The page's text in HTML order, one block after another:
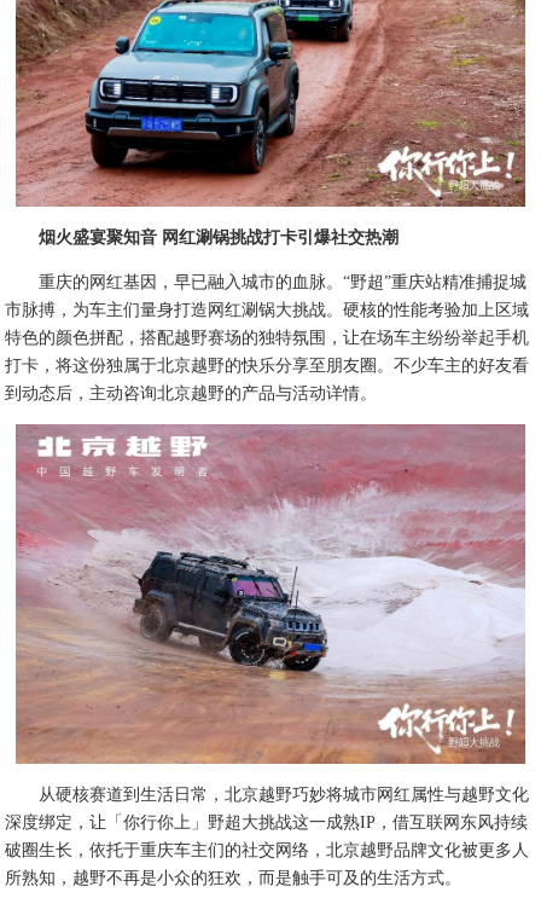
烟火盛宴聚知音 网红涮锅挑战打卡引爆社交热潮
重庆的网红基因，早已融入城市的血脉。“野超”重庆站精准捕捉城
市脉搏，为车主们量身打造网红涮锅大挑战。硬核的性能考验加上区域
特色的颜色拼配，搭配越野赛场的独特氛围，让在场车主纷纷举起手机
打卡，将这份独属于北京越野的快乐分享至朋友圈。不少车主的好友看
到动态后，主动咨询北京越野的产品与活动详情。
从硬核赛道到生活日常，北京越野巧妙将城市网红属性与越野文化
深度绑定，让「你行你上」野超大挑战这一成熟IP，借互联网东风持续
破圈生长，依托于重庆车主们的社交网络，北京越野品牌文化被更多人
所熟知，越野不再是小众的狂欢，而是触手可及的生活方式。